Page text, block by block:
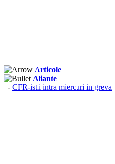
Articole
Aliante
- CFR-istii intra miercuri in greva